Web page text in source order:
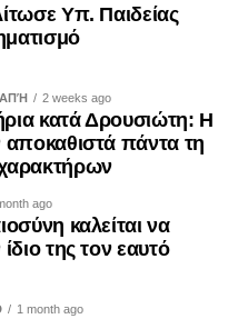
Υπ. Παιδείας
2 weeks ago
κατά Δρουσιώτη: Η
αποκαθιστά πάντα τη
ago
καλείται να
της τον εαυτό
1 month ago